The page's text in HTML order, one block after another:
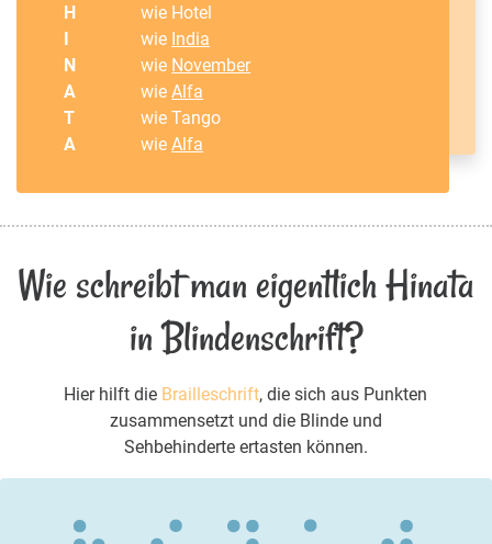
H
wie Hotel
I
wie India
N
wie November
A
wieAlfa
T
wie Tango
A
wieAlfa
Wie schreibt man eigentlich Hinata
in Blindenschrift?
Hier hilft die Brailleschrift, die sich aus Punkten
zusammensetzt und die Blinde und
Sehbehinderte ertasten können.